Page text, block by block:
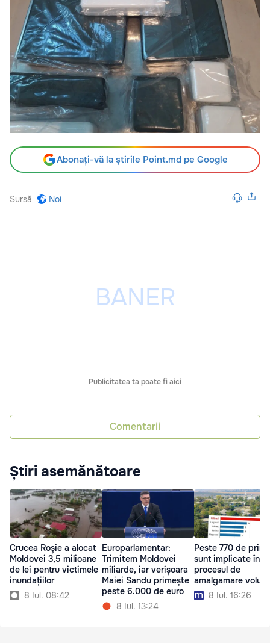
Abonați-vă la știrile Point.md pe Google
Sursă Noi
Publicitatea ta poate fi aici
Comentarii
Știri asemănătoare
Crucea Roșie a alocat
Moldovei 3,5 milioane
de lei pentru victimele
inundațiilor
8 Iul. 08:42
Europarlamentar:
Trimitem Moldovei
miliarde, iar verișoara
Maiei Sandu primește
peste 6.000 de euro
8 Iul. 13:24
Peste 770 de
sunt implicate în
procesul de
amalgamare
8 Iul. 16:26